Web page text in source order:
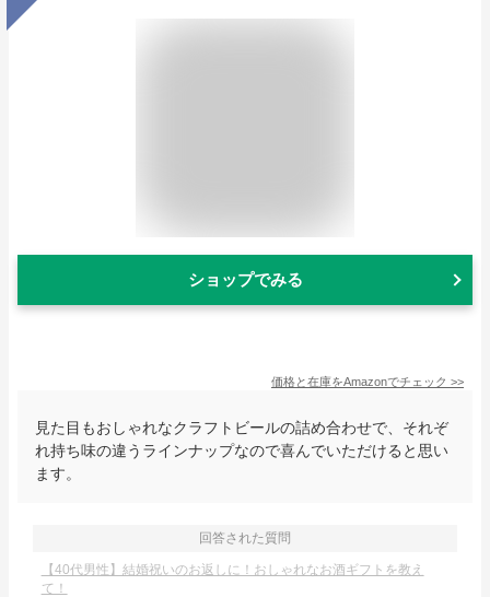
ショップでみる
価格と在庫をAmazonでチェック >>
見た目もおしゃれなクラフトビールの詰め合わせで、それぞ
れ持ち味の違うラインナップなので喜んでいただけると思い
ます。
回答された質問
【40代男性】結婚祝いのお返しに！おしゃれなお酒ギフトを教え
て！